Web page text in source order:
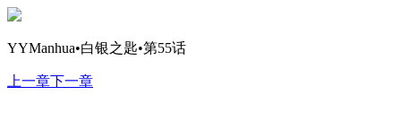
YYManhua•白银之匙•第55话
上一章下一章